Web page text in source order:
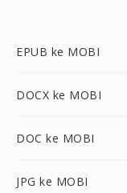
EPUB ke MOBI
DOCX ke MOBI
DOC ke MOBI
JPG ke MOBI